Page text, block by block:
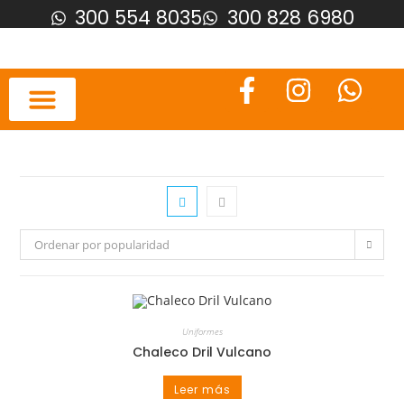
300 554 8035 300 828 6980
Ordenar por popularidad
Uniformes
Chaleco Dril Vulcano
Leer más